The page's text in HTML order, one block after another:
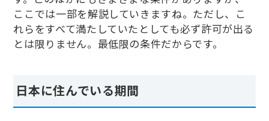
ここでは一部を解説していきますね。ただし、こ
れらをすべて満たしていたとしても必ず許可が出る
とは限りません。最低限の条件だからです。
日本に住んでいる期間